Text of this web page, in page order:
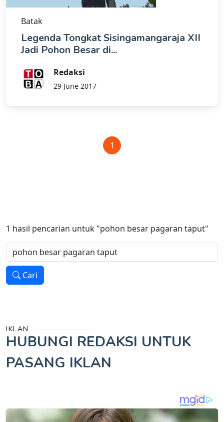
Batak
Legenda Tongkat Sisingamangaraja XII
Jadi Pohon Besar di...
Redaksi
29 June 2017
1
1 hasil pencarian untuk "pohon besar pagaran taput"
Cari
IKLAN
HUBUNGI REDAKSI UNTUK
PASANG IKLAN